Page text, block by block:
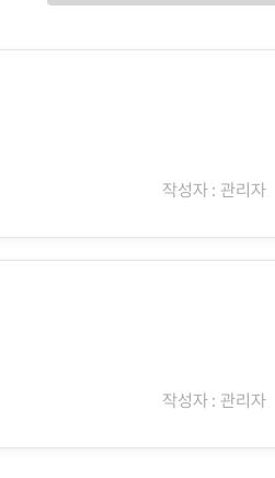
작성자 : 관리자
작성자 : 관리자